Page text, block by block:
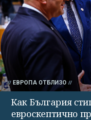
ЕВРОПА ОТБЛИЗО
Как България
евроскептично